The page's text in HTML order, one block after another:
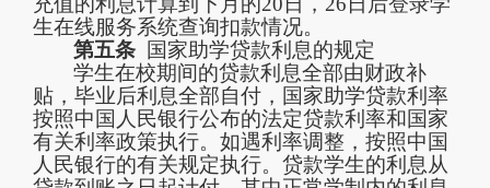
生在线服务系统查询扣款情况。
第五条
国家助学贷款利息的规定
学生在校期间的贷款利息全部由财政补
贴，毕业后利息全部自付，国家助学贷款利率
按照中国人民银行公布的法定贷款利率和国家
有关利率政策执行。如遇利率调整，按照中国
人民银行的有关规定执行。贷款学生的利息从